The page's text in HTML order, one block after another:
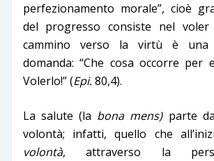
perfezionamento morale”, cioè
del progresso consiste nel
cammino verso la virtù è una
domanda: “Che cosa occorre per
Volerlo!” (Epi.80,4).
La salute(la bona mens) parte
volontà; infatti,quello che
volontà, attraverso la